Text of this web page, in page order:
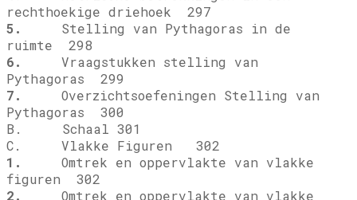
rechthoekige driehoek 297
5.
Stelling van Pythagoras in de
ruimte 298
6.
Vraagstukken stelling van
Pythagoras 299
7.
Overzichtsoefeningen Stelling van
Pythagoras 300
B. Schaal 301
C. Vlakke Figuren 302
1.
Omtrek en oppervlakte van vlakke
figuren 302
2.
Omtrek en oppervlakte van vlakke